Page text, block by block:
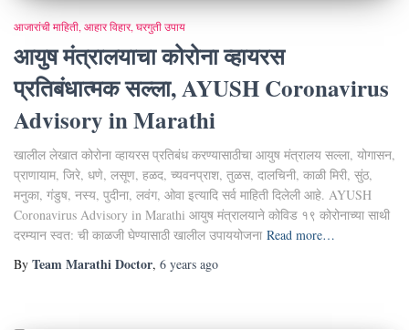
आजारांची माहिती आहार विहार घरगुती उपाय
आयुष मंत्रालयाचा कोरोना व्हायरस
प्रतिबंधात्मक सल्ला, AYUSH Coronavirus
Advisory in Marathi
खालील लेखात कोरोना व्हायरस प्रतिबंध करण्यासाठीचा आयुष मंत्रालय सल्ला, योगासन,
प्राणायाम, जिरे, धणे, लसूण, हळद, च्यवनप्राश, तुळस, दालचिनी, काळी मिरी, सुंठ,
मनुका, गंडुष, नस्य, पुदीना, लवंग, ओवा इत्यादि सर्व माहिती दिलेली आहे. AYUSH
Coronavirus Advisory in Marathi आयुष मंत्रालयाने कोविड १९ कोरोनाच्या साथी
दरम्यान स्वत: ची काळजी घेण्यासाठी खालील उपाययोजना Read more…
By Team Marathi Doctor, 6 years ago